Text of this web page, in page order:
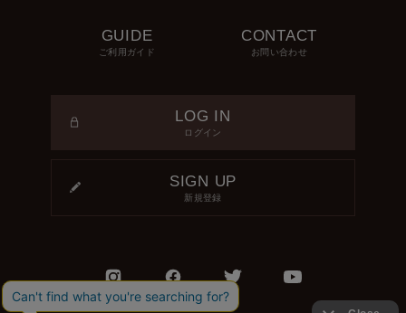
GUIDE
ご利用ガイド
CONTACT
お問い合わせ
LOG IN
ログイン
SIGN UP
新規登録